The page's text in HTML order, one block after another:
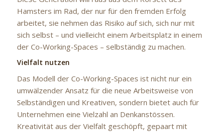
Hamsters im Rad, der nur für den fremden Erfolg
arbeitet, sie nehmen das Risiko auf sich, sich nur mit
sich selbst – und vielleicht einem Arbeitsplatz in einem
der Co-Working-Spaces – selbständig zu machen.
Vielfalt nutzen
Das Modell der Co-Working-Spaces ist nicht nur ein
umwälzender Ansatz für die neue Arbeitsweise von
Selbständigen und Kreativen, sondern bietet auch für
Unternehmen eine Vielzahl an Denkanstössen.
Kreativität aus der Vielfalt geschöpft, gepaart mit